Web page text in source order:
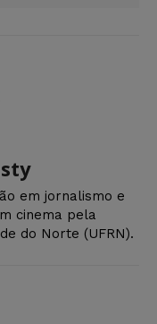
em jornalismo e
cinema pela
do Norte (UFRN).